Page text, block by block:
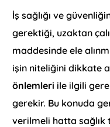
İş sağlığı ve
gerektiği, uzaktan
maddesinde ele
işin niteliğini dikkate
önlemleri ile ilgili
gerekir. Bu konuda
verilmeli hatta